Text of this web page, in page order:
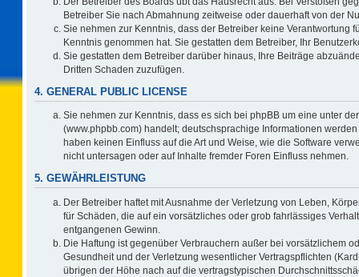
Betreiber Sie nach Abmahnung zeitweise oder dauerhaft von der
Sie nehmen zur Kenntnis, dass der Betreiber keine Verantwortung
Kenntnis genommen hat. Sie gestatten dem Betreiber, Ihr
Sie gestatten dem Betreiber darüber hinaus, Ihre Beiträge
Dritten Schaden zuzufügen.
4. GENERAL PUBLIC LICENSE
Sie nehmen zur Kenntnis, dass es sich bei phpBB um eine unter der
(www.phpbb.com) handelt; deutschsprachige Informationen
haben keinen Einfluss auf die Art und Weise, wie die Software
nicht untersagen oder auf Inhalte fremder Foren Einfluss nehmen.
5. GEWÄHRLEISTUNG
Der Betreiber haftet mit Ausnahme der Verletzung von Leben,
für Schäden, die auf ein vorsätzliches oder grob fahrlässiges
entgangenen Gewinn.
Die Haftung ist gegenüber Verbrauchern außer bei vorsätzlichem
Gesundheit und der Verletzung wesentlicher Vertragspflichten
übrigen der Höhe nach auf die vertragstypischen